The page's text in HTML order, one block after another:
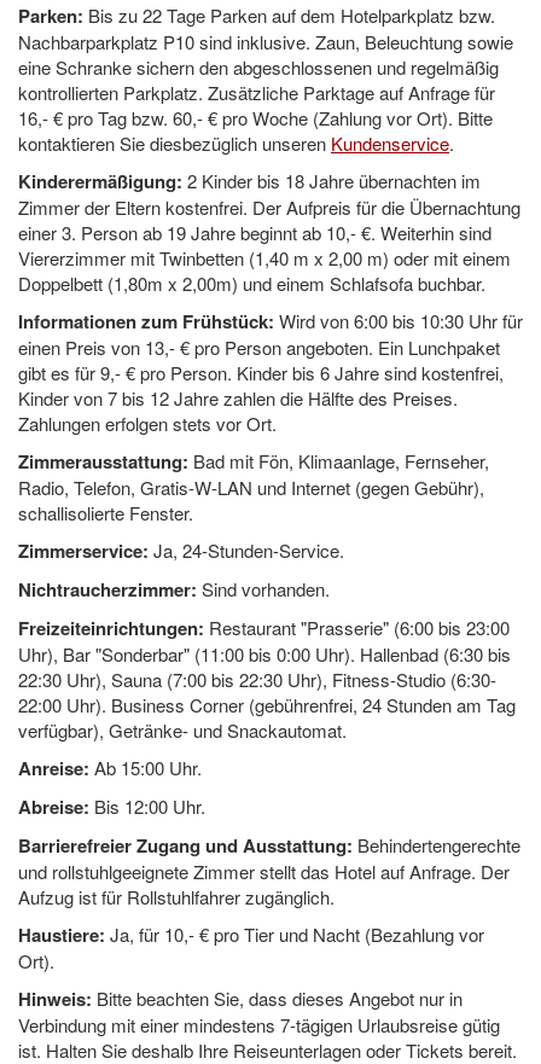
Parken: Bis zu 22 Tage Parken auf dem Hotelparkplatz bzw.
Nachbarparkplatz P10 sind inklusive. Zaun, Beleuchtung sowie
eine Schranke sichern den abgeschlossenen und regelmäßig
kontrollierten Parkplatz. Zusätzliche Parktage auf Anfrage für
16,- € pro Tag bzw. 60,- € pro Woche (Zahlung vor Ort). Bitte
kontaktieren Sie diesbezüglich unseren Kundenservice.
Kinderermäßigung: 2 Kinder bis 18 Jahre übernachten im
Zimmer der Eltern kostenfrei. Der Aufpreis für die Übernachtung
einer 3. Person ab 19 Jahre beginnt ab 10,- €. Weiterhin sind
Viererzimmer mit Twinbetten (1,40 m x 2,00 m) oder mit einem
Doppelbett (1,80m x 2,00m) und einem Schlafsofa buchbar.
Informationen zum Frühstück: Wird von 6:00 bis 10:30 Uhr für
einen Preis von 13,- € pro Person angeboten. Ein Lunchpaket
gibt es für 9,- € pro Person. Kinder bis 6 Jahre sind kostenfrei,
Kinder von 7 bis 12 Jahre zahlen die Hälfte des Preises.
Zahlungen erfolgen stets vor Ort.
Zimmerausstattung: Bad mit Fön, Klimaanlage, Fernseher,
Radio, Telefon, Gratis-W-LAN und Internet (gegen Gebühr),
schallisolierte Fenster.
Zimmerservice: Ja, 24-Stunden-Service.
Nichtraucherzimmer: Sind vorhanden.
Freizeiteinrichtungen: Restaurant "Prasserie" (6:00 bis 23:00
Uhr), Bar "Sonderbar" (11:00 bis 0:00 Uhr). Hallenbad (6:30 bis
22:30 Uhr), Sauna (7:00 bis 22:30 Uhr), Fitness-Studio (6:30-
22:00 Uhr). Business Corner (gebührenfrei, 24 Stunden am Tag
verfügbar), Getränke- und Snackautomat.
Anreise: Ab 15:00 Uhr.
Abreise: Bis 12:00 Uhr.
Barrierefreier Zugang und Ausstattung: Behindertengerechte
und rollstuhlgeeignete Zimmer stellt das Hotel auf Anfrage. Der
Aufzug ist für Rollstuhlfahrer zugänglich.
Haustiere: Ja, für 10,- € pro Tier und Nacht (Bezahlung vor
Ort).
Hinweis: Bitte beachten Sie, dass dieses Angebot nur in
Verbindung mit einer mindestens 7-tägigen Urlaubsreise gütig
ist. Halten Sie deshalb Ihre Reiseunterlagen oder Tickets bereit.